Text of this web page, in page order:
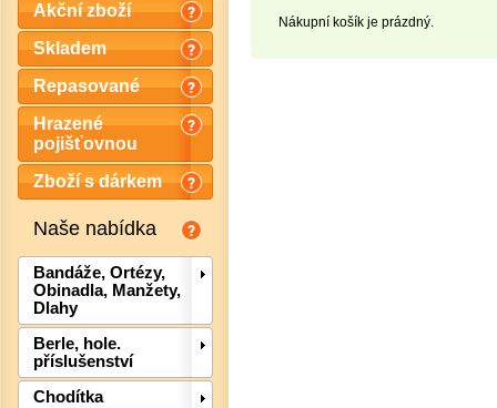
Akční zboží
Skladem
Repasované
Hrazené
pojišťovnou
Zboží s dárkem
Naše nabídka
Bandáže, Ortézy,
Obinadla, Manžety,
Dlahy
Berle, hole.
příslušenství
Chodítka
Nákupní košík je prázdný.